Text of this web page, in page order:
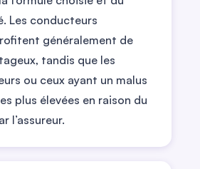
Les conducteurs
généralement de
tandis que les
ou ceux ayant un malus
plus élevées en raison du
l’assureur.